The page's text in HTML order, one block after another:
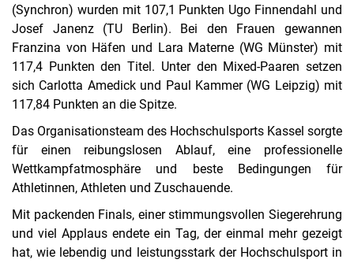
(Synchron) wurden mit 107,1 Punkten Ugo Finnendahl und
Josef Janenz (TU Berlin). Bei den Frauen gewannen
Franzina von Häfen und Lara Materne (WG Münster) mit
117,4 Punkten den Titel. Unter den Mixed-Paaren setzen
sich Carlotta Amedick und Paul Kammer (WG Leipzig) mit
117,84 Punkten an die Spitze.
Das Organisationsteam des Hochschulsports Kassel sorgte
für einen reibungslosen Ablauf, eine professionelle
Wettkampfatmosphäre und beste Bedingungen für
Athletinnen, Athleten und Zuschauende.
Mit packenden Finals, einer stimmungsvollen Siegerehrung
und viel Applaus endete ein Tag, der einmal mehr gezeigt
hat, wie lebendig und leistungsstark der Hochschulsport in